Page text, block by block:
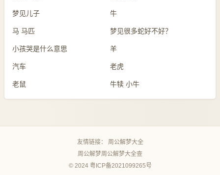
梦见儿子 牛
马 马匹 梦见很多蛇好不好？
小孩哭是什么意思 羊
汽车 老虎
老鼠 牛犊 小牛
友情链接：
周公解梦大全
周公解梦周公解梦大全查
© 2024 粤ICP备2021099265号